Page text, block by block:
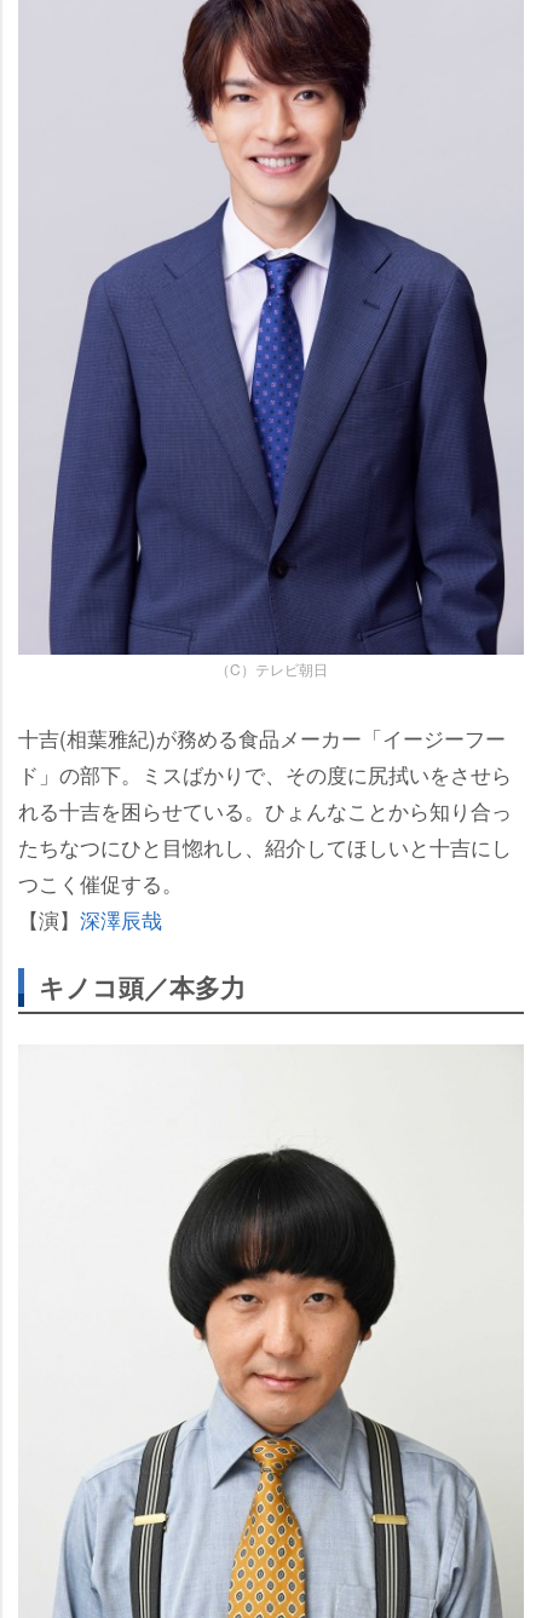
（C）テレビ朝日
十吉(相葉雅紀)が務める食品メーカー「イージーフー
ド」の部下。ミスばかりで、その度に尻拭いをさせら
れる十吉を困らせている。ひょんなことから知り合っ
たちなつにひと目惚れし、紹介してほしいと十吉にし
つこく催促する。
【演】 深澤辰哉
キノコ頭／本多力